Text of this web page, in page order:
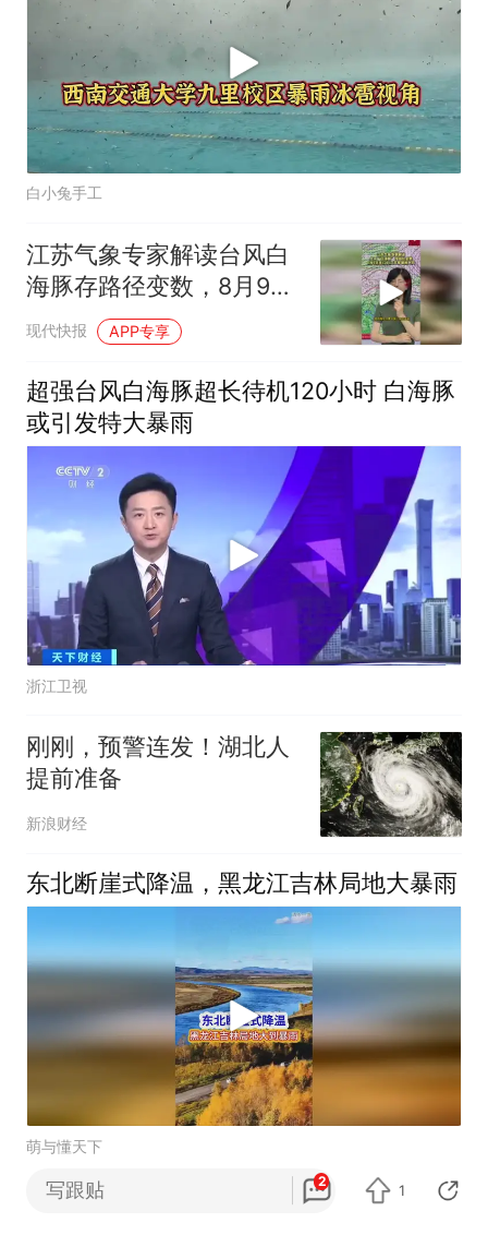
白小兔手工
江苏气象专家解读台风白
海豚存路径变数，8月9日
至12日江苏有暴雨大风
现代快报 APP专享
超强台风白海豚超长待机120小时 白海豚
或引发特大暴雨
浙江卫视
刚刚，预警连发！湖北人
提前准备
新浪财经
东北断崖式降温，黑龙江吉林局地大暴雨
萌与懂天下
40℃高温+8级大风！希
写跟贴 2
1